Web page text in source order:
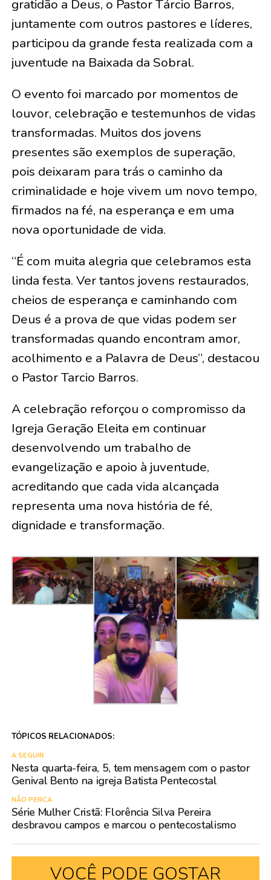
gratidão a Deus, o Pastor Tárcio Barros,
juntamente com outros pastores e líderes,
participou da grande festa realizada com a
juventude na Baixada da Sobral.
O evento foi marcado por momentos de
louvor, celebração e testemunhos de vidas
transformadas. Muitos dos jovens
presentes são exemplos de superação,
pois deixaram para trás o caminho da
criminalidade e hoje vivem um novo tempo,
firmados na fé, na esperança e em uma
nova oportunidade de vida.
“É com muita alegria que celebramos esta
linda festa. Ver tantos jovens restaurados,
cheios de esperança e caminhando com
Deus é a prova de que vidas podem ser
transformadas quando encontram amor,
acolhimento e a Palavra de Deus”, destacou
o Pastor Tarcio Barros.
A celebração reforçou o compromisso da
Igreja Geração Eleita em continuar
desenvolvendo um trabalho de
evangelização e apoio à juventude,
acreditando que cada vida alcançada
representa uma nova história de fé,
dignidade e transformação.
TÓPICOS RELACIONADOS:
A SEGUIR
Nesta quarta-feira, 5, tem mensagem com o pastor
Genival Bento na igreja Batista Pentecostal
NÃO PERCA
Série Mulher Cristã: Florência Silva Pereira
desbravou campos e marcou o pentecostalismo
VOCÊ PODE GOSTAR